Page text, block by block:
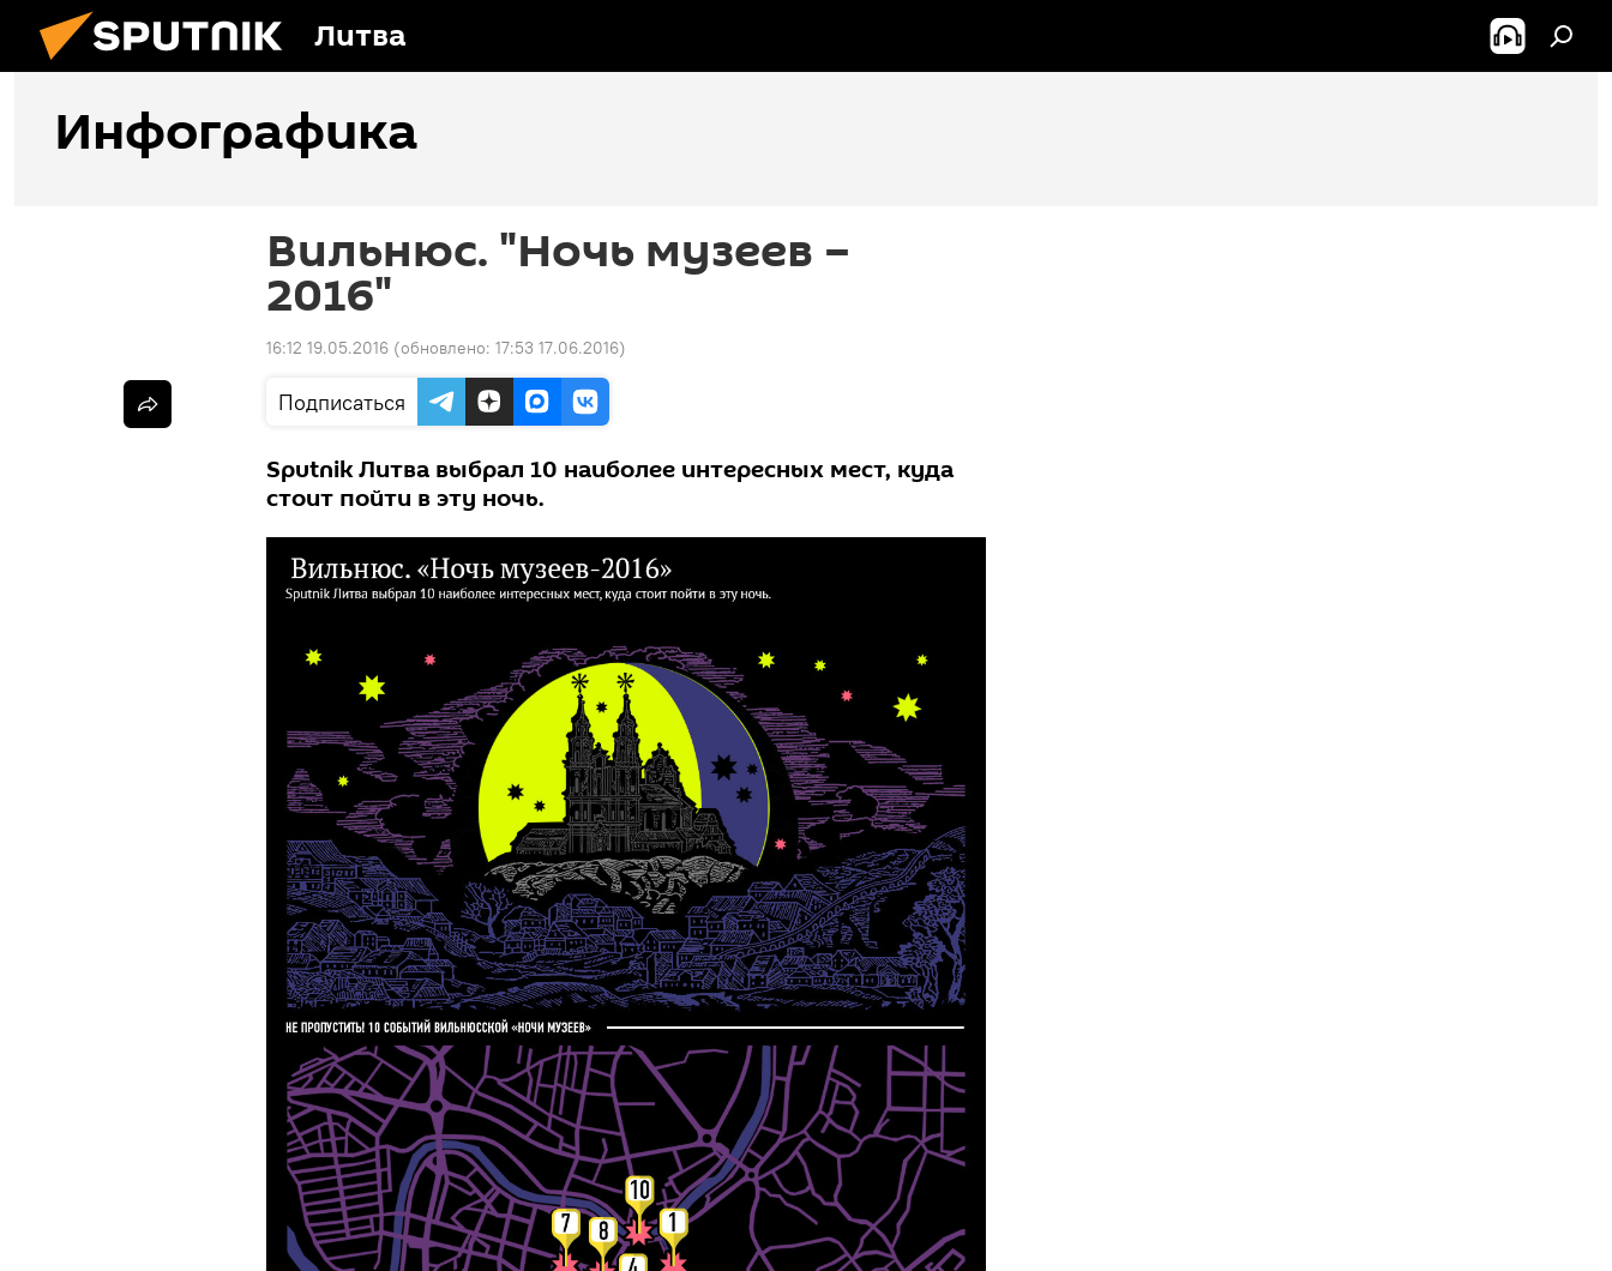
Литва
Инфографика
Вильнюс. "Ночь музеев –
2016"
16:12 19.05.2016 (обновлено: 17:53 17.06.2016)
Подписаться
Sputnik Литва выбрал 10 наиболее интересных мест, куда
стоит пойти в эту ночь.